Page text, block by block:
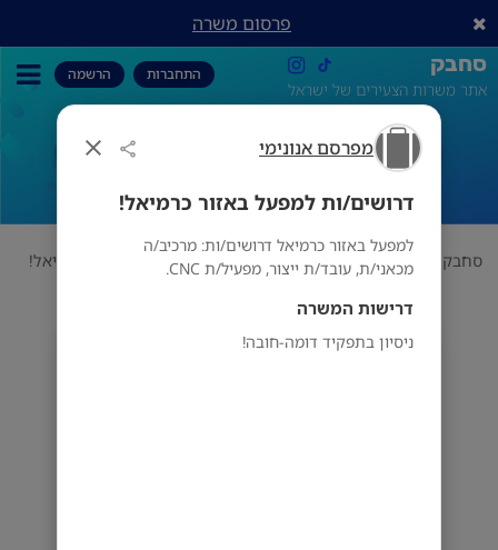
מפרסם אנונימי
דרושים/ות למפעל באזור כרמיאל!
למפעל באזור כרמיאל דרושים/ות: מרכיב/ה
מכאני/ת, עובד/ת ייצור, מפעיל/ת CNC.
דרישות המשרה
ניסיון בתפקיד דומה-חובה!
פרסום משרה
סחבק
אתר משרות הצעירים של ישראל
התחברות הרשמה
דרושים/ות למפעל באזור כרמיאל!
סחבק תחום מפרסם אנונימי דרושים/ות למפעל באזור כרמיאל!
מפרסם אנונימי